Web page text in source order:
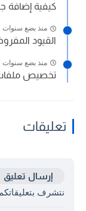
كيفية إضافة
منذ بضع سنوات
القيود
منذ بضع سنوات
تخصيص ملفات
تعليقات
إرسال تعليق
نتشرف